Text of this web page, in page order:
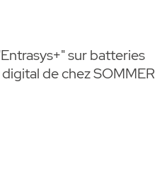
sur batteries
de chez SOMMER
en acier inoxydable